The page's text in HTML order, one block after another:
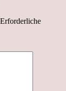
Erforderliche